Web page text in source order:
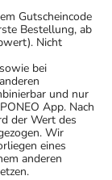
Gutscheincode
Bestellung, ab
Nicht
bei
und nur
App. Nach
der Wert des
Wir
eines
anderen